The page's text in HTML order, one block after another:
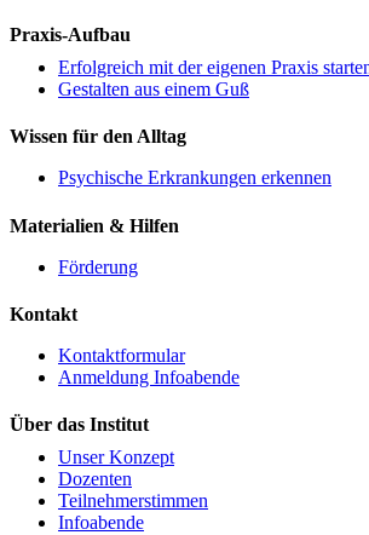
Praxis-Aufbau
Erfolgreich mit der eigenen Praxis
Gestalten aus einem Guß
Wissen für den Alltag
Psychische Erkrankungen erkennen
Materialien & Hilfen
Förderung
Kontakt
Kontaktformular
Anmeldung Infoabende
Über das Institut
Unser Konzept
Dozenten
Teilnehmerstimmen
Infoabende